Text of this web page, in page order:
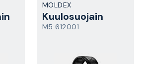
MOLDEX
Kuulosuojain
M5 612001